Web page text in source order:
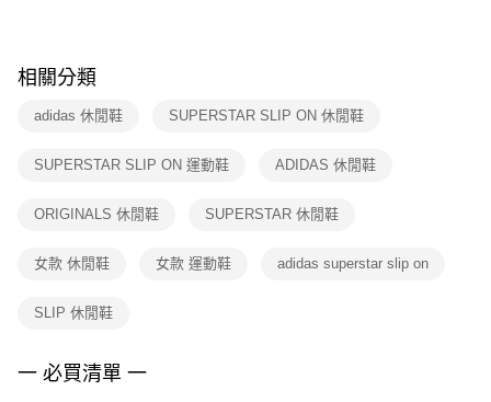
※ 交易是否成功請以「AFTEE先享後付 」之結帳頁面顯示為準，若有關於
是否繳費成功／繳費後需取消欲退款等相關疑問，請聯繫「AFTEE先享後付
客戶支援中心」https://netprotections.freshdesk.com/support/home
１．透過由恩沛科技股份有限公司提供之「AFTEE先享後付」服務完成之交
權轉讓予恩沛科技股份有限公司。
３．未成年的使用者請事先徵得法定代理人或監護人之同意方可使用
任。
請求用戶進行身份認證。
５．嚴禁一人註冊多個帳號或使用他人資訊註冊。若發現惡意使用之情形，
相關分類
adidas 休閒鞋 SUPERSTAR SLIP ON 休閒鞋
SUPERSTAR SLIP ON 運動鞋 ADIDAS 休閒鞋
ORIGINALS 休閒鞋 SUPERSTAR 休閒鞋
女款 休閒鞋 女款 運動鞋 adidas superstar slip on
SLIP 休閒鞋
一 必買清單 一